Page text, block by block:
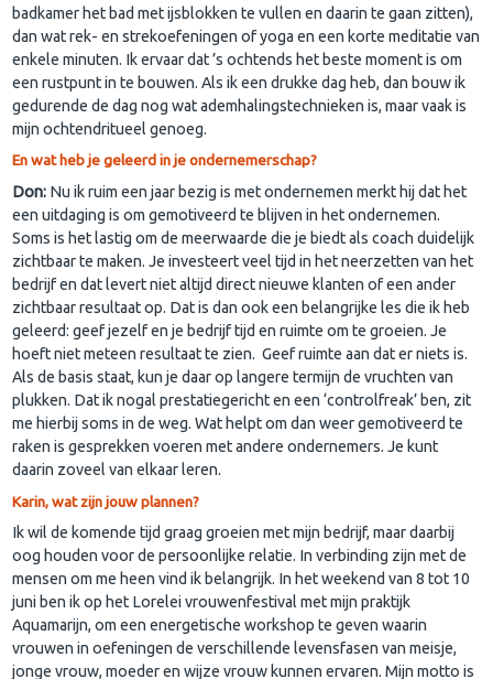
badkamer het bad met ijsblokken te vullen en daarin te gaan zitten),
dan wat rek- en strekoefeningen of yoga en een korte meditatie van
enkele minuten. Ik ervaar dat ’s ochtends het beste moment is om
een rustpunt in te bouwen. Als ik een drukke dag heb, dan bouw ik
gedurende de dag nog wat ademhalingstechnieken is, maar vaak is
mijn ochtendritueel genoeg.
En wat heb je geleerd in je ondernemerschap?
Don: Nu ik ruim een jaar bezig is met ondernemen merkt hij dat het
een uitdaging is om gemotiveerd te blijven in het ondernemen.
Soms is het lastig om de meerwaarde die je biedt als coach duidelijk
zichtbaar te maken. Je investeert veel tijd in het neerzetten van het
bedrijf en dat levert niet altijd direct nieuwe klanten of een ander
zichtbaar resultaat op. Dat is dan ook een belangrijke les die ik heb
geleerd: geef jezelf en je bedrijf tijd en ruimte om te groeien. Je
hoeft niet meteen resultaat te zien. Geef ruimte aan dat er niets is.
Als de basis staat, kun je daar op langere termijn de vruchten van
plukken. Dat ik nogal prestatiegericht en een ‘controlfreak’ ben, zit
me hierbij soms in de weg. Wat helpt om dan weer gemotiveerd te
raken is gesprekken voeren met andere ondernemers. Je kunt
daarin zoveel van elkaar leren.
Karin, wat zijn jouw plannen?
Ik wil de komende tijd graag groeien met mijn bedrijf, maar daarbij
oog houden voor de persoonlijke relatie. In verbinding zijn met de
mensen om me heen vind ik belangrijk. In het weekend van 8 tot 10
juni ben ik op het Lorelei vrouwenfestival met mijn praktijk
Aquamarijn, om een energetische workshop te geven waarin
vrouwen in oefeningen de verschillende levensfasen van meisje,
jonge vrouw, moeder en wijze vrouw kunnen ervaren. Mijn motto is